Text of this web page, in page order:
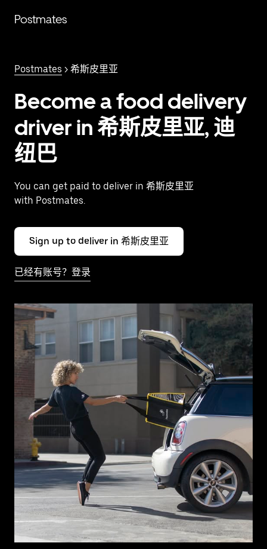
Postmates
Postmates > 希斯皮里亚
Become a food delivery
driver in 希斯皮里亚, 迪
纽巴
You can get paid to deliver in 希斯皮里亚
with Postmates.
Sign up to deliver in 希斯皮里亚
已经有账号？登录